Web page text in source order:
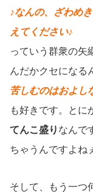
♪なんの、ざわめ
えてください♪
っていう群衆の矢
んだかクセになる
苦しむのはおよし
も好きです。とに
てんこ盛り なんで
ちゃうんですよね
そして、もう一つ